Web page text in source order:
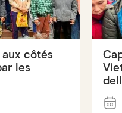
côtés
les